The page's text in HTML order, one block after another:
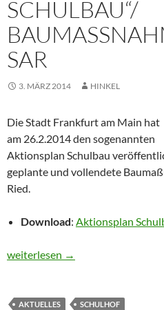
SCHULBAU“/
AR
3. MÄRZ 2014 HINKEL
Die Stadt Frankfurt am Main hat
am 26.2.2014 den sogenannten
Aktionsplan Schulbau
geplante und vollendete
Ried.
Download: Aktionsplan
Stadt Frankfurt veröffentlicht
weiterlesen →
AKTUELLES SCHULHOF